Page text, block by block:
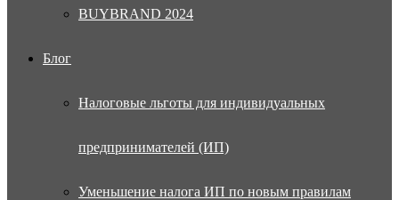
BUYBRAND 2024
Блог
Налоговые льготы для индивидуальных
предпринимателей (ИП)
Уменьшение налога ИП по новым правилам